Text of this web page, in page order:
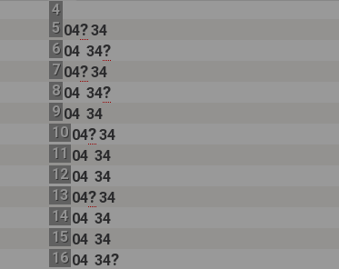
4
5 04?34
6 04 34?
7 04?34
8 04 34?
9 04 34
10 04?34
11 04 34
12 04 34
13 04?34
14 04 34
15 04 34
16 04 34?